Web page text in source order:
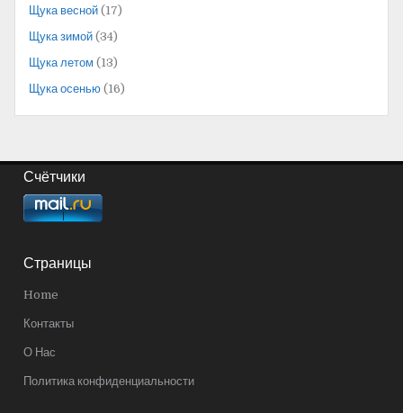
Щука весной (17)
Щука зимой (34)
Щука летом (13)
Щука осенью (16)
Счётчики
Страницы
Home
Контакты
О Нас
Политика конфиденциальности